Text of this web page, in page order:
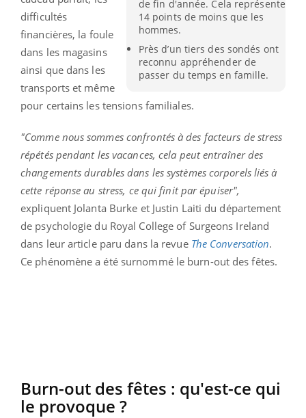
de fin d'année. Cela représente
14 points de moins que les
hommes.
Près d’un tiers des sondés ont
reconnu appréhender de
passer du temps en famille.
difficultés
financières, la foule
dans les magasins
ainsi que dans les
transports et même
pour certains les tensions familiales.
"Comme nous sommes confrontés à des facteurs de stress
répétés pendant les vacances, cela peut entraîner des
changements durables dans les systèmes corporels liés à
cette réponse au stress, ce qui finit par épuiser",
expliquent Jolanta Burke et Justin Laiti du département
de psychologie du Royal College of Surgeons Ireland
dans leur article paru dans la revue The Conversation.
Ce phénomène a été surnommé le burn-out des fêtes.
Burn-out des fêtes : qu'est-ce qui
le provoque ?